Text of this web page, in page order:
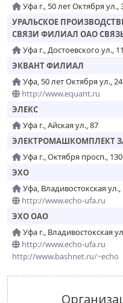
Уфа г., 50 лет Октября ул.,
УРАЛЬСКОЕ
СВЯЗИ ФИЛИАЛ ОАО
Уфа г., Достоевского ул.,
ЭКВАНТ ФИЛИАЛ
Уфа, 50 лет Октября ул., 24
http://www.equant.ru
ЭЛЕКС
Уфа г., Айская ул., 87
ЭЛЕКТРОМАШКОМПЛЕКТ
Уфа г., Октября просп., 130
ЭХО
Уфа, Владивостокская ул.,
http://www.echo-ufa.ru
ЭХО ОАО
Уфа г., Владивостокская
http://www.echo-ufa.ru
http://www.bashnet.ru/~echo